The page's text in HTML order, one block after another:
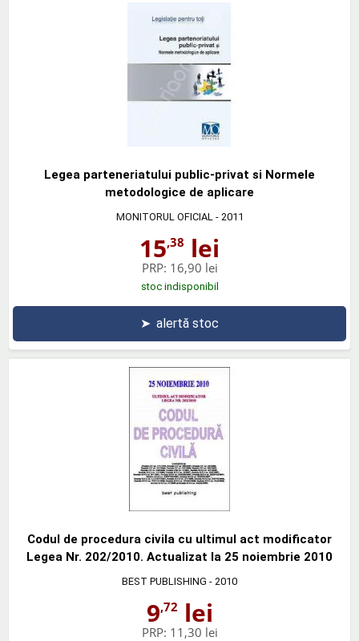
Legea parteneriatului public-privat si Normele
metodologice de aplicare
MONITORUL OFICIAL - 2011
15,38 lei
PRP: 16,90 lei
stoc indisponibil
➤ alertă stoc
Codul de procedura civila cu ultimul act modificator
Legea Nr. 202/2010. Actualizat la 25 noiembrie 2010
BEST PUBLISHING - 2010
9,72lei
PRP: 11,30 lei